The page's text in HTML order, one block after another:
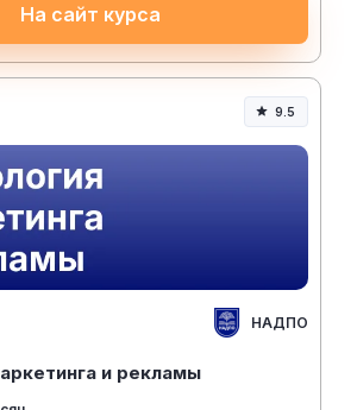
На сайт курса
9.5
НАДПО
и рекламы